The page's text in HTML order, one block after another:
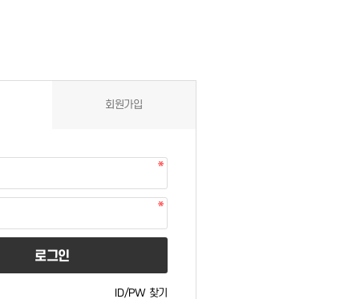
회원가입
로그인
ID/PW 찾기